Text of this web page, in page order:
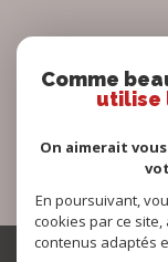
© 2026 | Tous
Comme
utilise
On aimerait
En poursuivant,
cookies par ce
contenus adaptés